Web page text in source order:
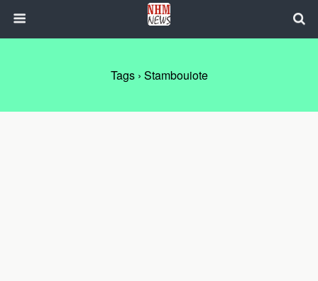
Tags › Stambouiote